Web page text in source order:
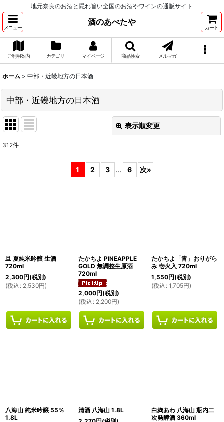
地元奈良のお酒と隠れ旨い全国のお酒やワインの通販サイト
メニュー
酒のあべたや
カート
ご利用案内 カテゴリ マイページ 商品検索 メルマガ
ホーム > 中部・近畿地方の日本酒
中部・近畿地方の日本酒
表示順変更
サブカテゴリ
312件
1 2 3 ... 6 次»
旦 夏純米吟醸 生酒
720ml
2,300円(税別)
(税込 : 2,530円)
たかちよ PINEAPPLE
GOLD 無調整生原酒
720ml
2,000円(税別)
(税込 : 2,200円)
たかちよ「青」おりがら
み 壱火入 720ml
1,550円(税別)
(税込 : 1,705円)
八海山 純米吟醸 55％
1.8L
清酒 八海山 1.8L
白麹あわ 八海山 瓶内二
次発酵酒 360ml